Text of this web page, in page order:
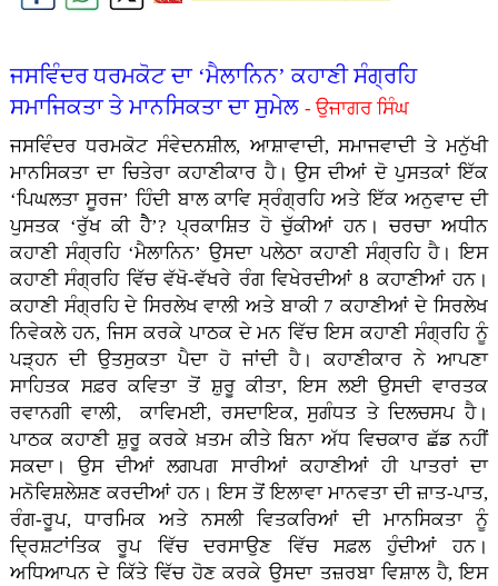
ਜਸਵਿੰਦਰ ਧਰਮਕੋਟ ਦਾ ‘ਮੈਲਾਨਿਨ’ ਕਹਾਣੀ ਸੰਗ੍ਰਹਿ
ਸਮਾਜਿਕਤਾ ਤੇ ਮਾਨਸਿਕਤਾ ਦਾ ਸੁਮੇਲ - ਉਜਾਗਰ ਸਿੰਘ
ਜਸਵਿੰਦਰ ਧਰਮਕੋਟ ਸੰਵੇਦਨਸ਼ੀਲ, ਆਸ਼ਾਵਾਦੀ, ਸਮਾਜਵਾਦੀ ਤੇ ਮਨੁੱਖੀ
ਮਾਨਸਿਕਤਾ ਦਾ ਚਿਤੇਰਾ ਕਹਾਣੀਕਾਰ ਹੈ। ਉਸ ਦੀਆਂ ਦੋ ਪੁਸਤਕਾਂ ਇੱਕ
‘ਪਿਘਲਤਾ ਸੂਰਜ’ ਹਿੰਦੀ ਬਾਲ ਕਾਵਿ ਸ੍ਰੰਗ੍ਰਹਿ ਅਤੇ ਇੱਕ ਅਨੁਵਾਦ ਦੀ
ਪੁਸਤਕ ‘ਰੁੱਖ ਕੀ ਹੈੈ’? ਪ੍ਰਕਾਸ਼ਿਤ ਹੋ ਚੁੱਕੀਆਂ ਹਨ। ਚਰਚਾ ਅਧੀਨ
ਕਹਾਣੀ ਸੰਗ੍ਰਹਿ ‘ਮੈਲਾਨਿਨ’ ਉਸਦਾ ਪਲੇਠਾ ਕਹਾਣੀ ਸੰਗ੍ਰਹਿ ਹੈ। ਇਸ
ਕਹਾਣੀ ਸੰਗ੍ਰਹਿ ਵਿੱਚ ਵੱਖੋ-ਵੱਖਰੇ ਰੰਗ ਵਿਖੇਰਦੀਆਂ 8 ਕਹਾਣੀਆਂ ਹਨ।
ਕਹਾਣੀ ਸੰਗ੍ਰਹਿ ਦੇ ਸਿਰਲੇਖ ਵਾਲੀ ਅਤੇ ਬਾਕੀ 7 ਕਹਾਣੀਆਂ ਦੇ ਸਿਰਲੇਖ
ਨਿਵੇਕਲੇ ਹਨ, ਜਿਸ ਕਰਕੇ ਪਾਠਕ ਦੇ ਮਨ ਵਿੱਚ ਇਸ ਕਹਾਣੀ ਸੰਗ੍ਰਹਿ ਨੂੰ
ਪੜ੍ਹਨ ਦੀ ਉਤਸੁਕਤਾ ਪੈਦਾ ਹੋ ਜਾਂਦੀ ਹੈ। ਕਹਾਣੀਕਾਰ ਨੇ ਆਪਣਾ
ਸਾਹਿਤਕ ਸਫ਼ਰ ਕਵਿਤਾ ਤੋਂ ਸ਼ੁਰੂ ਕੀਤਾ, ਇਸ ਲਈ ਉਸਦੀ ਵਾਰਤਕ
ਰਵਾਨਗੀ ਵਾਲੀ, ਕਾਵਿਮਈ, ਰਸਦਾਇਕ, ਸੁਗੰਧਤ ਤੇ ਦਿਲਚਸਪ ਹੈ।
ਪਾਠਕ ਕਹਾਣੀ ਸ਼ੁਰੂ ਕਰਕੇ ਖ਼ਤਮ ਕੀਤੇ ਬਿਨਾ ਅੱਧ ਵਿਚਕਾਰ ਛੱਡ ਨਹੀਂ
ਸਕਦਾ। ਉਸ ਦੀਆਂ ਲਗਪਗ ਸਾਰੀਆਂ ਕਹਾਣੀਆਂ ਹੀ ਪਾਤਰਾਂ ਦਾ
ਮਨੋਵਿਸ਼ਲੇਸ਼ਣ ਕਰਦੀਆਂ ਹਨ। ਇਸ ਤੋਂ ਇਲਾਵਾ ਮਾਨਵਤਾ ਦੀ ਜ਼ਾਤ-ਪਾਤ,
ਰੰਗ-ਰੂਪ, ਧਾਰਮਿਕ ਅਤੇ ਨਸਲੀ ਵਿਤਕਰਿਆਂ ਦੀ ਮਾਨਸਿਕਤਾ ਨੂੰ
ਦਿ੍ਰਸ਼ਟਾਂਤਿਕ ਰੂਪ ਵਿੱਚ ਦਰਸਾਉਣ ਵਿੱਚ ਸਫ਼ਲ ਹੁੰਦੀਆਂ ਹਨ।
ਅਧਿਆਪਨ ਦੇ ਕਿੱਤੇ ਵਿੱਚ ਹੋਣ ਕਰਕੇ ਉਸਦਾ ਤਜ਼ਰਬਾ ਵਿਸ਼ਾਲ ਹੈ, ਇਸ